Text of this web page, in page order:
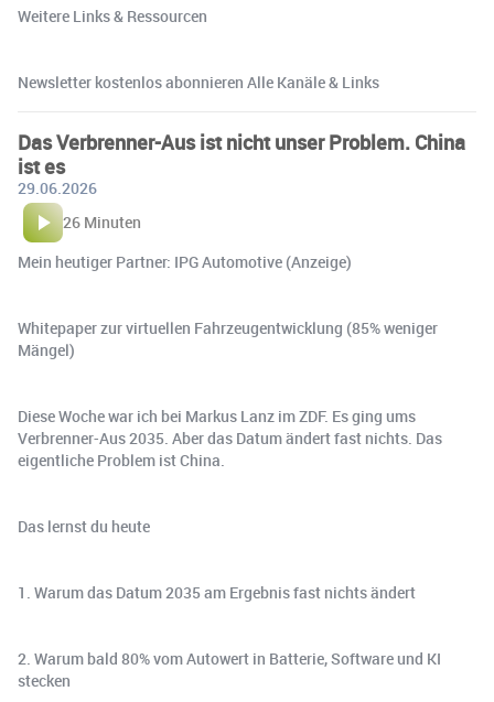
Weitere Links & Ressourcen
Newsletter kostenlos abonnieren Alle Kanäle & Links
Das Verbrenner-Aus ist nicht unser Problem. China
ist es
29.06.2026
26 Minuten
Mein heutiger Partner: IPG Automotive (Anzeige)
Whitepaper zur virtuellen Fahrzeugentwicklung (85% weniger
Mängel)
Diese Woche war ich bei Markus Lanz im ZDF. Es ging ums
Verbrenner-Aus 2035. Aber das Datum ändert fast nichts. Das
eigentliche Problem ist China.
Das lernst du heute
1. Warum das Datum 2035 am Ergebnis fast nichts ändert
2. Warum bald 80% vom Autowert in Batterie, Software und KI
stecken